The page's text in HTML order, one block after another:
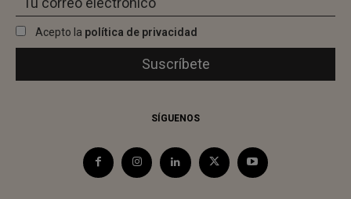
Acepto la política de privacidad
SÍGUENOS